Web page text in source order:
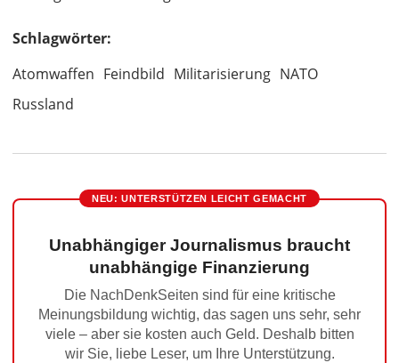
Schlagwörter:
Atomwaffen Feindbild Militarisierung NATO
Russland
NEU: UNTERSTÜTZEN LEICHT GEMACHT
Unabhängiger Journalismus braucht
unabhängige Finanzierung
Die NachDenkSeiten sind für eine kritische
Meinungsbildung wichtig, das sagen uns sehr, sehr
viele – aber sie kosten auch Geld. Deshalb bitten
wir Sie, liebe Leser, um Ihre Unterstützung.